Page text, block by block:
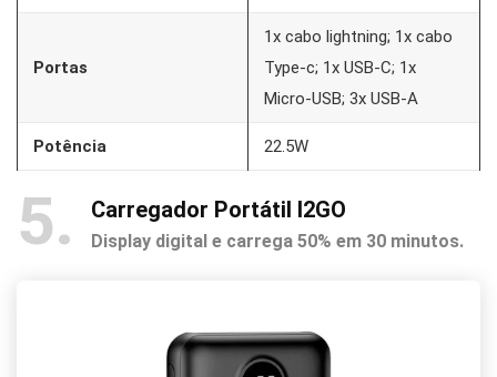
Portas
1x cabo lightning; 1x cabo
Type-c; 1x USB-C; 1x
Micro-USB; 3x USB-A
Potência 22.5W
5 Carregador Portátil I2GO
Display digital e carrega 50% em 30 minutos.